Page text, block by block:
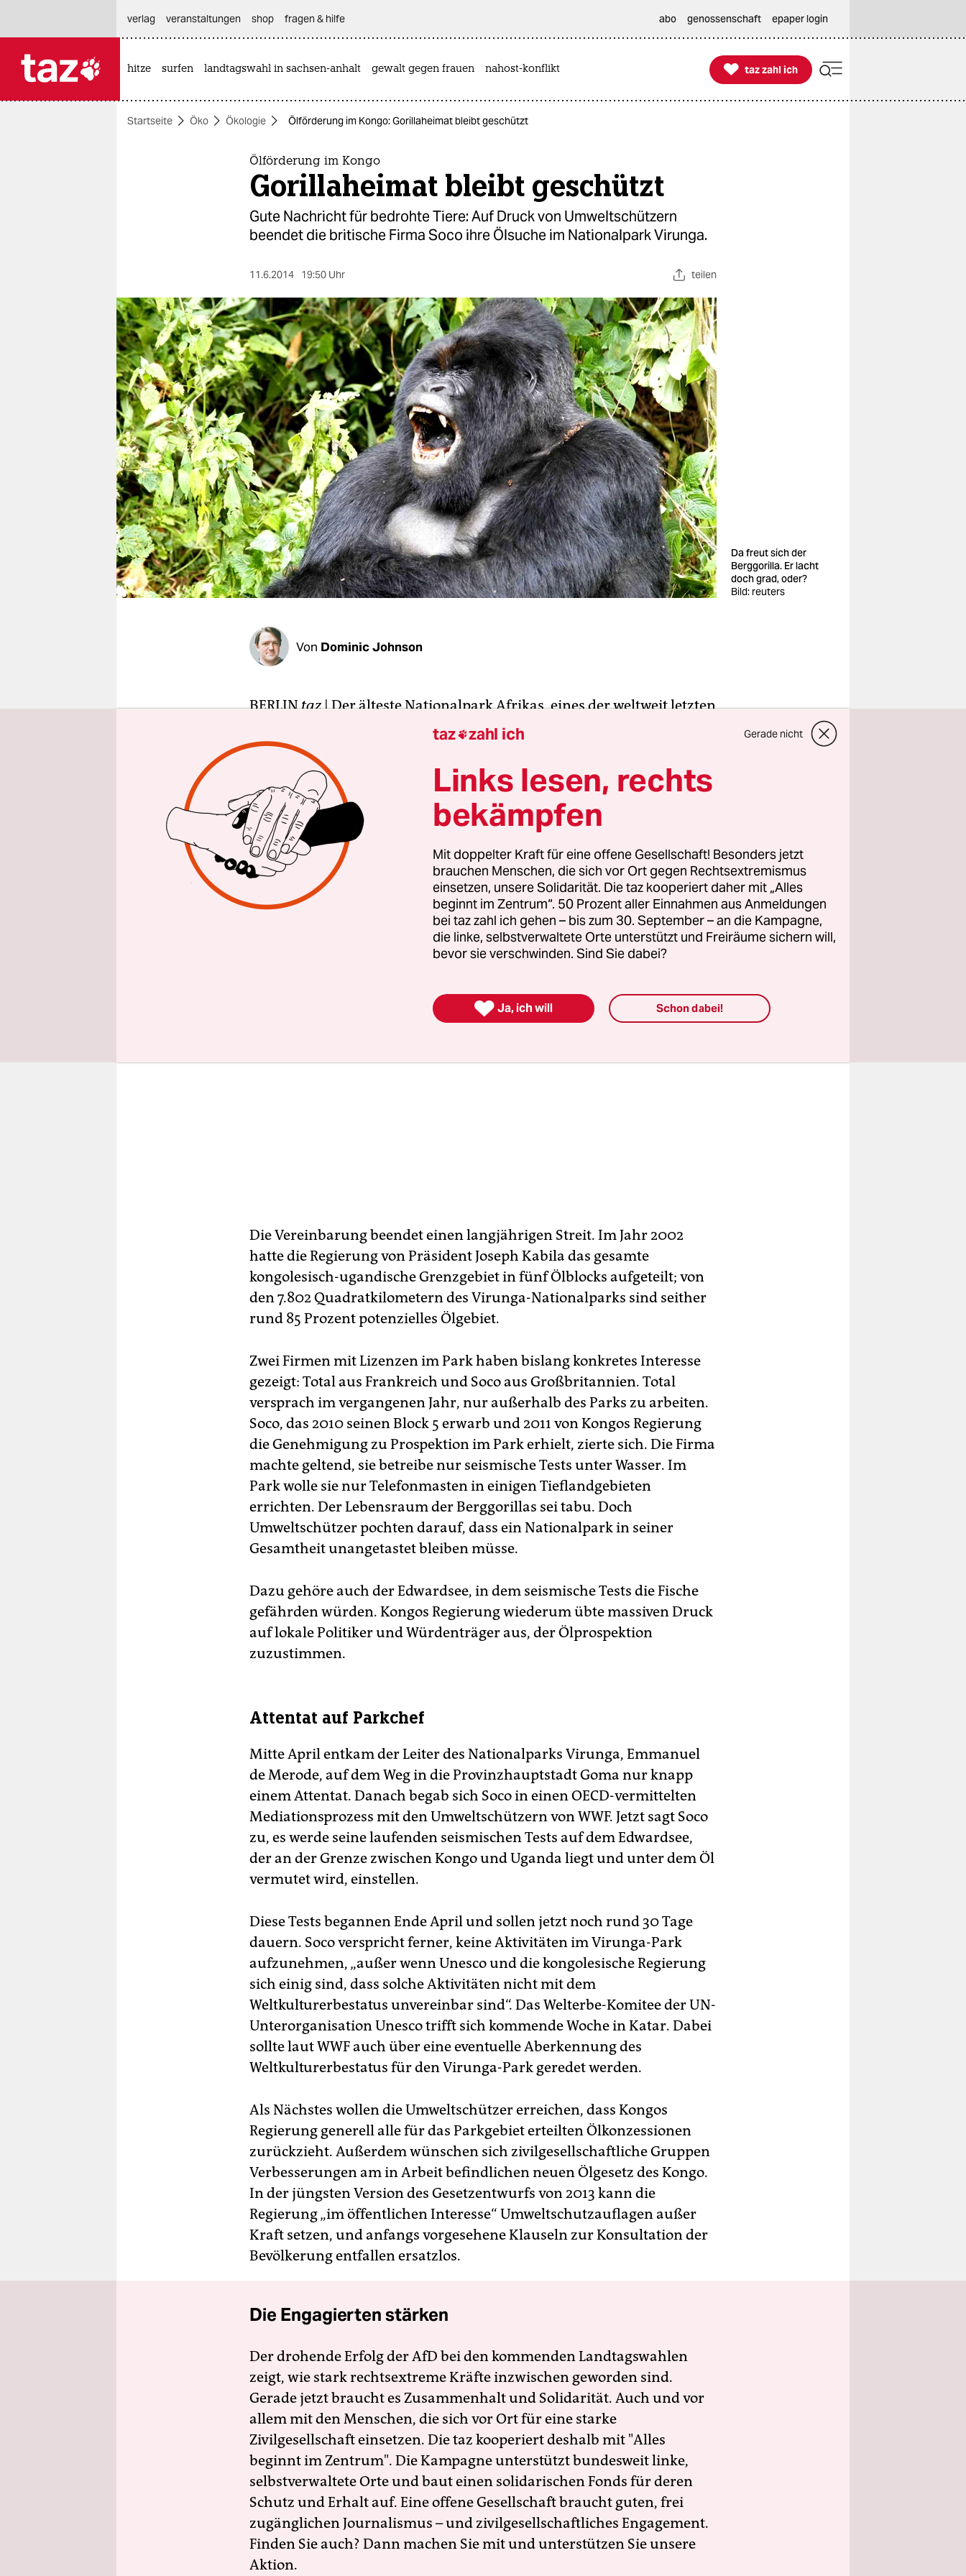
themen
berlin
nord
wahrheit
verlag
verlag
veranstaltungen
shop
fragen & hilfe
unterstützen
abo
verlag
veranstaltungen shop fragen & hilfe abo genossenschaft epaper login
hitze surfen landtagswahl in sachsen-anhalt gewalt gegen frauen nahost-konflikt 
taz zahl ich
taz zahl ich
Startseite Öko Ökologie Ölförderung im Kongo: Gorillaheimat bleibt geschützt
Ölförderung im Kongo
Gorillaheimat bleibt geschützt
Gute Nachricht für bedrohte Tiere: Auf Druck von Umweltschützern
beendet die britische Firma Soco ihre Ölsuche im Nationalpark Virunga.
11.6.2014 19:50 Uhr teilen
Da freut sich der
Berggorilla. Er lacht
doch grad, oder?
Bild: reuters
Von Dominic Johnson
BERLINtaz| Der älteste Nationalpark Afrikas, eines der weltweit letzten
Heimatgebiete der seltenen Berggorillas, bleibt vor der Ölindustrie
geschützt: Die britische Ölfirma Soco beendet ihre
Prospektierungsaktivitäten im Nationalpark Virunga im Osten der
Demokratischen Republik Kongo.
Darauf hat sich das Unternehmen mit der Naturschutzorganisation
WWF (World Wide Fund for Nature) geeinigt, wie beide am Mittwoch
bekannt gaben. Im Gegenzug lässt der WWF die Beschwerde gegen Soco
fallen, die er vor der britischen Kontaktstelle der
Industrieländerorganisation OECD wegen Verletzung der Richtlinien
für multinationale Unternehmen erhob.
Die Vereinbarung beendet einen langjährigen Streit. Im Jahr 2002
hatte die Regierung von Präsident Joseph Kabila das gesamte
kongolesisch-ugandische Grenzgebiet in fünf Ölblocks aufgeteilt; von
den 7.802 Quadratkilometern des Virunga-Nationalparks sind seither
rund 85 Prozent potenzielles Ölgebiet.
Zwei Firmen mit Lizenzen im Park haben bislang konkretes Interesse
gezeigt: Total aus Frankreich und Soco aus Großbritannien. Total
versprach im vergangenen Jahr, nur außerhalb des Parks zu arbeiten.
Soco, das 2010 seinen Block 5 erwarb und 2011 von Kongos Regierung
die Genehmigung zu Prospektion im Park erhielt, zierte sich. Die Firma
machte geltend, sie betreibe nur seismische Tests unter Wasser. Im
Park wolle sie nur Telefonmasten in einigen Tieflandgebieten
errichten. Der Lebensraum der Berggorillas sei tabu. Doch
Umweltschützer pochten darauf, dass ein Nationalpark in seiner
Gesamtheit unangetastet bleiben müsse.
Dazu gehöre auch der Edwardsee, in dem seismische Tests die Fische
gefährden würden. Kongos Regierung wiederum übte massiven Druck
auf lokale Politiker und Würdenträger aus, der Ölprospektion
zuzustimmen.
Attentat auf Parkchef
Mitte April entkam der Leiter des Nationalparks Virunga, Emmanuel
de Merode, auf dem Weg in die Provinzhauptstadt Goma nur knapp
einem Attentat. Danach begab sich Soco in einen OECD-vermittelten
Mediationsprozess mit den Umweltschützern von WWF. Jetzt sagt Soco
zu, es werde seine laufenden seismischen Tests auf dem Edwardsee,
der an der Grenze zwischen Kongo und Uganda liegt und unter dem Öl
vermutet wird, einstellen.
Diese Tests begannen Ende April und sollen jetzt noch rund 30 Tage
dauern. Soco verspricht ferner, keine Aktivitäten im Virunga-Park
aufzunehmen, „außer wenn Unesco und die kongolesische Regierung
sich einig sind, dass solche Aktivitäten nicht mit dem
Weltkulturerbestatus unvereinbar sind“. Das Welterbe-Komitee der UN-
Unterorganisation Unesco trifft sich kommende Woche in Katar. Dabei
sollte laut WWF auch über eine eventuelle Aberkennung des
Weltkulturerbestatus für den Virunga-Park geredet werden.
Als Nächstes wollen die Umweltschützer erreichen, dass Kongos
Regierung generell alle für das Parkgebiet erteilten Ölkonzessionen
zurückzieht. Außerdem wünschen sich zivilgesellschaftliche Gruppen
Verbesserungen am in Arbeit befindlichen neuen Ölgesetz des Kongo.
In der jüngsten Version des Gesetzentwurfs von 2013 kann die
Regierung „im öffentlichen Interesse“ Umweltschutzauflagen außer
Kraft setzen, und anfangs vorgesehene Klauseln zur Konsultation der
Bevölkerung entfallen ersatzlos.
Die Engagierten stärken
Der drohende Erfolg der AfD bei den kommenden Landtagswahlen
zeigt, wie stark rechtsextreme Kräfte inzwischen geworden sind.
Gerade jetzt braucht es Zusammenhalt und Solidarität. Auch und vor
allem mit den Menschen, die sich vor Ort für eine starke
Zivilgesellschaft einsetzen. Die taz kooperiert deshalb mit "Alles
beginnt im Zentrum". Die Kampagne unterstützt bundesweit linke,
selbstverwaltete Orte und baut einen solidarischen Fonds für deren
Schutz und Erhalt auf. Eine offene Gesellschaft braucht guten, frei
zugänglichen Journalismus – und zivilgesellschaftliches Engagement.
Finden Sie auch? Dann machen Sie mit und unterstützen Sie unsere
Aktion.
taz zahl ich Gerade nicht
Links lesen, rechts
bekämpfen
Mit doppelter Kraft für eine offene Gesellschaft! Besonders jetzt
brauchen Menschen, die sich vor Ort gegen Rechtsextremismus
einsetzen, unsere Solidarität. Die taz kooperiert daher mit „Alles
beginnt im Zentrum“. 50 Prozent aller Einnahmen aus Anmeldungen
bei taz zahl ich gehen – bis zum 30. September – an die Kampagne,
die linke, selbstverwaltete Orte unterstützt und Freiräume sichern will,
bevor sie verschwinden. Sind Sie dabei?
 Ja, ich will Schon dabei!